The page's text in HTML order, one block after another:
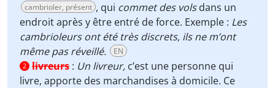
cambrioler, présent , qui commet des volsdans un
endroit après y être entré de force. Exemple : Les
cambrioleurs ont été très discrets, ils ne m’ont
même pas réveillé.
EN
2 livreurs : Un livreur, c’est une personne qui
livre, apporte des marchandises à domicile. Ce